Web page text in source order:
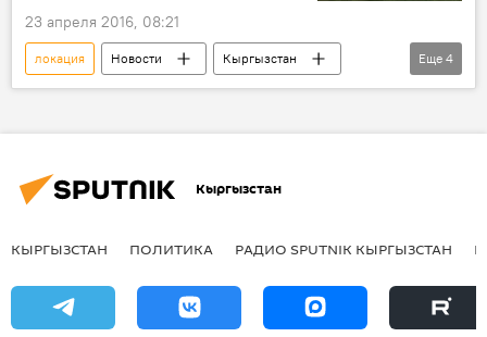
23 апреля 2016, 08:21
локация Новости
Кыргызстан
Культура
Лос-Анджелес
Еще 4
Кыргызстан
КЫРГЫЗСТАН ПОЛИТИКА РАДИО SPUTNIK КЫРГЫЗСТАН